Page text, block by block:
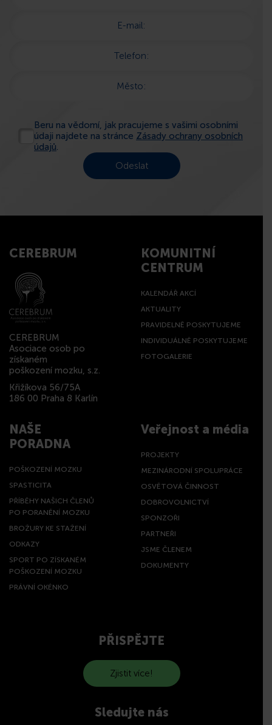
E-mail:
Telefon:
Město:
Beru na vědomí, jak pracujeme s vašimi osobními
údaji najdete na stránce Zásady ochrany osobních
údajů.
CEREBRUM
CEREBRUM
Asociace osob po
získaném
poškození mozku, s.z.
Křižíkova 56/75A
186 00 Praha 8 Karlín
KOMUNITNÍ
CENTRUM
KALENDÁŘ AKCÍ
AKTUALITY
PRAVIDELNĚ POSKYTUJEME
INDIVIDUÁLNĚ POSKYTUJEME
FOTOGALERIE
NAŠE
PORADNA
POŠKOZENÍ MOZKU
SPASTICITA
PŘÍBĚHY NAŠICH ČLENŮ
PO PORANĚNÍ MOZKU
BROŽURY KE STAŽENÍ
ODKAZY
SPORT PO ZÍSKANÉM
POŠKOZENÍ MOZKU
PRÁVNÍ OKÉNKO
Veřejnost a média
PROJEKTY
MEZINÁRODNÍ SPOLUPRÁCE
OSVĚTOVÁ ČINNOST
DOBROVOLNICTVÍ
SPONZOŘI
PARTNEŘI
JSME ČLENEM
DOKUMENTY
PŘISPĚJTE
Zjistit více!
Sledujte nás